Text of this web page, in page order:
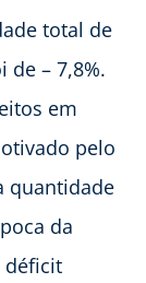
total de
de – 7,8%.
em
pelo
quantidade
da
déficit